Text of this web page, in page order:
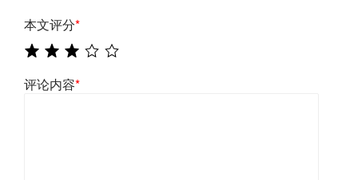
本文评分*
评论内容*